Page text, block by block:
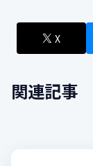
X
関連記事